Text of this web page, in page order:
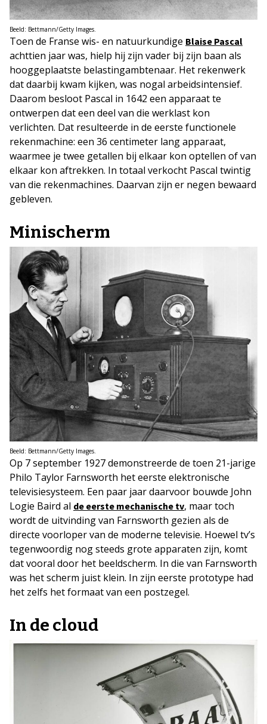
Beeld: Bettmann/Getty Images.
Toen de Franse wis- en natuurkundige Blaise Pascal
achttien jaar was, hielp hij zijn vader bij zijn baan als
hooggeplaatste belastingambtenaar. Het rekenwerk
dat daarbij kwam kijken, was nogal arbeidsintensief.
Daarom besloot Pascal in 1642 een apparaat te
ontwerpen dat een deel van die werklast kon
verlichten. Dat resulteerde in de eerste functionele
rekenmachine: een 36 centimeter lang apparaat,
waarmee je twee getallen bij elkaar kon optellen of van
elkaar kon aftrekken. In totaal verkocht Pascal twintig
van die rekenmachines. Daarvan zijn er negen bewaard
gebleven.
Minischerm
Beeld: Bettmann/Getty Images.
Op 7 september 1927 demonstreerde de toen 21-jarige
Philo Taylor Farnsworth het eerste elektronische
televisiesysteem. Een paar jaar daarvoor bouwde John
Logie Baird al de eerste mechanische tv, maar toch
wordt de uitvinding van Farnsworth gezien als de
directe voorloper van de moderne televisie. Hoewel tv’s
tegenwoordig nog steeds grote apparaten zijn, komt
dat vooral door het beeldscherm. In die van Farnsworth
was het scherm juist klein. In zijn eerste prototype had
het zelfs het formaat van een postzegel.
In de cloud